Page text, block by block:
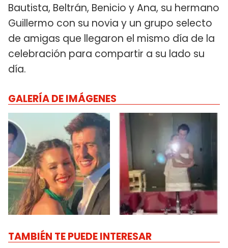
Bautista, Beltrán, Benicio y Ana, su hermano
Guillermo con su novia y un grupo selecto
de amigas que llegaron el mismo día de la
celebración para compartir a su lado su
día.
GALERÍA DE IMÁGENES
TAMBIÉN TE PUEDE INTERESAR